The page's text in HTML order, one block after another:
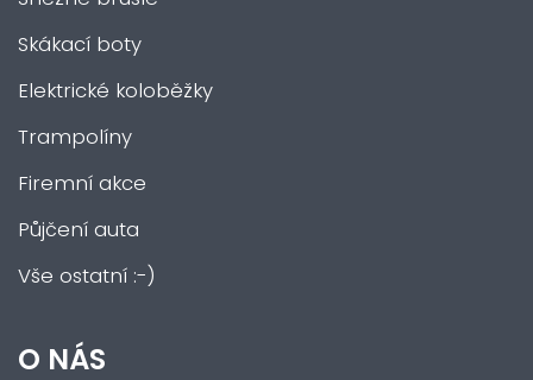
Skákací boty
Elektrické koloběžky
Trampolíny
Firemní akce
Půjčení auta
Vše ostatní :-)
O NÁS